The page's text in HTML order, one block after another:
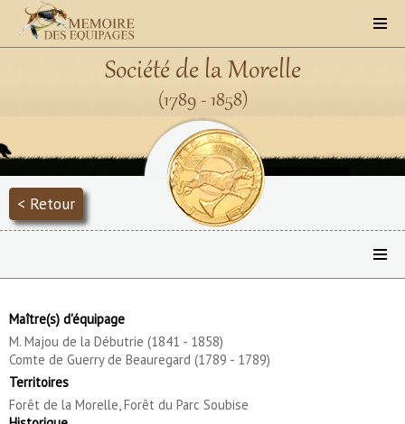
Société de la Morelle
(1789 - 1858)
< Retour
Maître(s) d'équipage
M. Majou de la Débutrie (1841 - 1858)
Comte de Guerry de Beauregard (1789 - 1789)
Territoires
Forêt de la Morelle, Forêt du Parc Soubise